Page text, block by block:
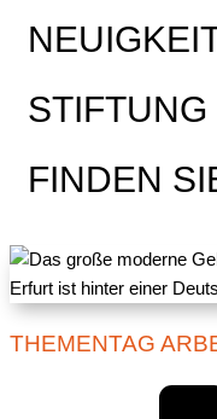
FINDEN
THEMENTAG